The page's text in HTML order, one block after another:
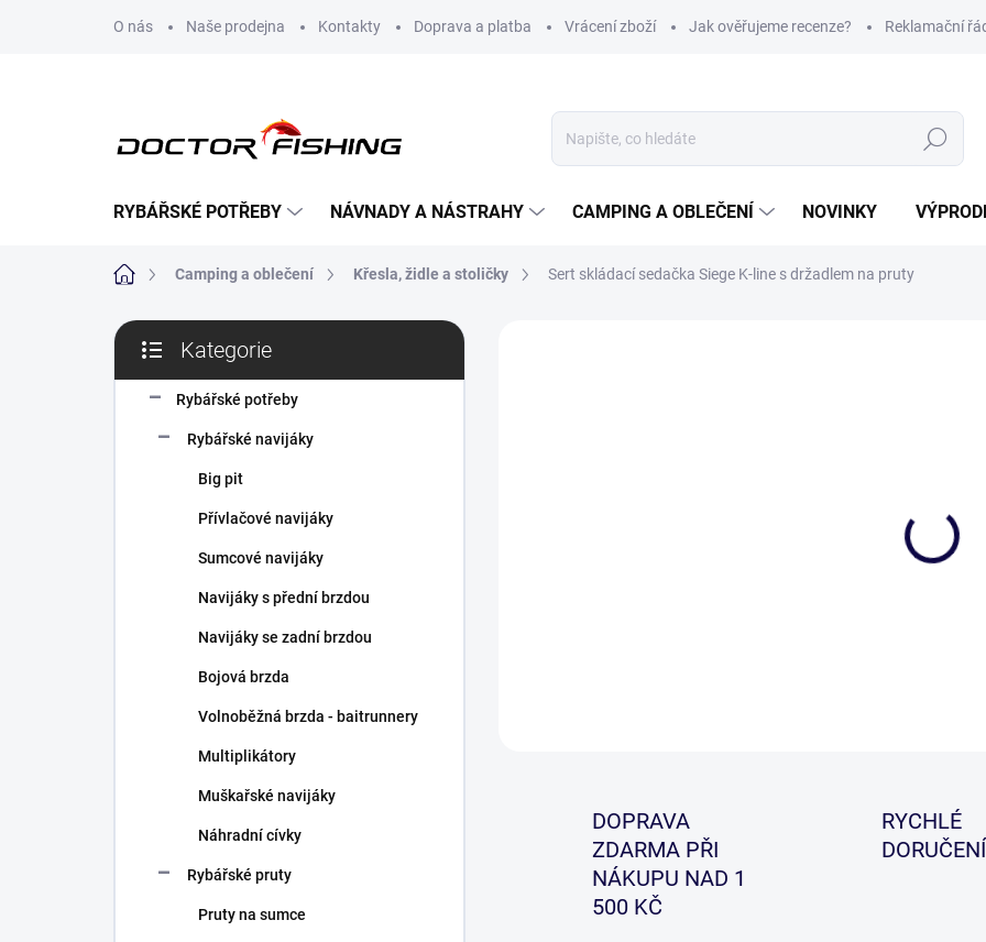
O nás Naše prodejna Kontakty Doprava a platba Vrácení zboží Jak ověřujeme recenze? Reklamační
Hledat
RYBÁŘSKÉ POTŘEBY NÁVNADY A NÁSTRAHY CAMPING A OBLEČENÍ NOVINKY
Domů Camping a oblečení Křesla, židle a stoličky Sert skládací sedačka Siege K-line s držadlem na pruty
P
s
kategorie
Kategorie
Rybářské potřeby
Rybářské navijáky
Big pit
Přívlačové navijáky
Sumcové navijáky
Navijáky s přední brzdou
Navijáky se zadní brzdou
Bojová brzda
Volnoběžná brzda - baitrunnery
Multiplikátory
Muškařské navijáky
Náhradní cívky
Rybářské pruty
Pruty na sumce
DOPRAVA
ZDARMA PŘI
NÁKUPU NAD 1
500 KČ
RYCHLÉ
DORUČENÍ